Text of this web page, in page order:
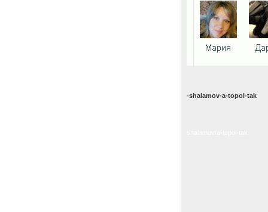
-shalamov-a-topol-tak